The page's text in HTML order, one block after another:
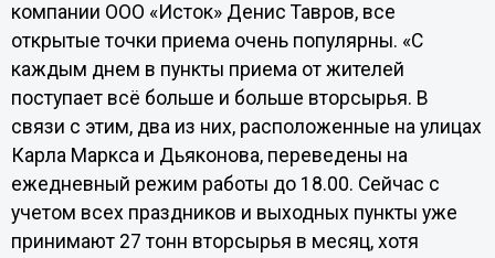
компании ООО «Исток» Денис Тавров, все
открытые точки приема очень популярны. «С
каждым днем в пункты приема от жителей
поступает всё больше и больше вторсырья. В
связи с этим, два из них, расположенные на улицах
Карла Маркса и Дьяконова, переведены на
ежедневный режим работы до 18.00. Сейчас с
учетом всех праздников и выходных пункты уже
принимают 27 тонн вторсырья в месяц, хотя